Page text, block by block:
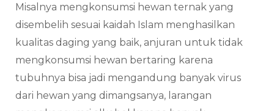
Misalnya mengkonsumsi hewan ternak yang
disembelih sesuai kaidah Islam menghasilkan
kualitas daging yang baik, anjuran untuk tidak
mengkonsumsi hewan bertaring karena
tubuhnya bisa jadi mengandung banyak virus
dari hewan yang dimangsanya, larangan